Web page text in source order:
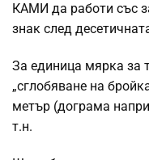
КАМИ да работи със
знак след
За единица мярка за
„сглобяване на
метър (дограма
т.н.